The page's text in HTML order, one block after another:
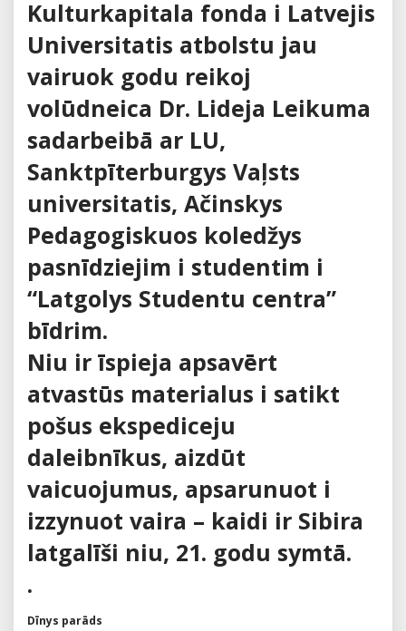
Kulturkapitala fonda i Latvejis
Universitatis atbolstu jau
vairuok godu reikoj
volūdneica Dr. Lideja Leikuma
sadarbeibā ar LU,
Sanktpīterburgys Vaļsts
universitatis, Ačinskys
Pedagogiskuos koledžys
pasnīdziejim i studentim i
“Latgolys Studentu centra”
bīdrim.
Niu ir īspieja apsavērt
atvastūs materialus i satikt
pošus ekspediceju
daleibnīkus, aizdūt
vaicuojumus, apsarunuot i
izzynuot vaira – kaidi ir Sibira
latgalīši niu, 21. godu symtā.
.
Dīnys parāds